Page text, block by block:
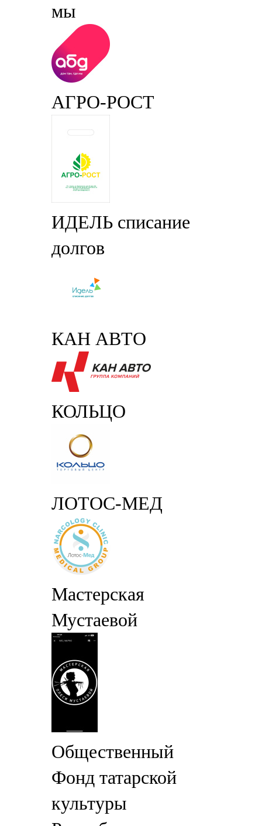
мы
АГРО-РОСТ
ИДЕЛЬ списание
долгов
КАН АВТО
КОЛЬЦО
ЛОТОС-МЕД
Мастерская
Мустаевой
Общественный
Фонд татарской
культуры